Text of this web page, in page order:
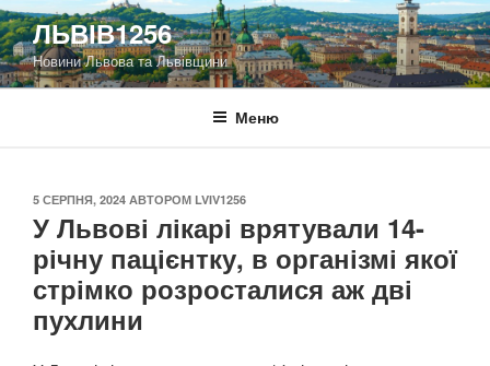
Перейти
до
вмісту
ЛЬВІВ1256
Новини Львова та Львівщини
Меню
ОПУБЛІКОВАНО
5 СЕРПНЯ, 2024 АВТОРОМ LVIV1256
У Львові лікарі врятували 14-
річну пацієнтку, в організмі якої
стрімко розросталися аж дві
пухлини